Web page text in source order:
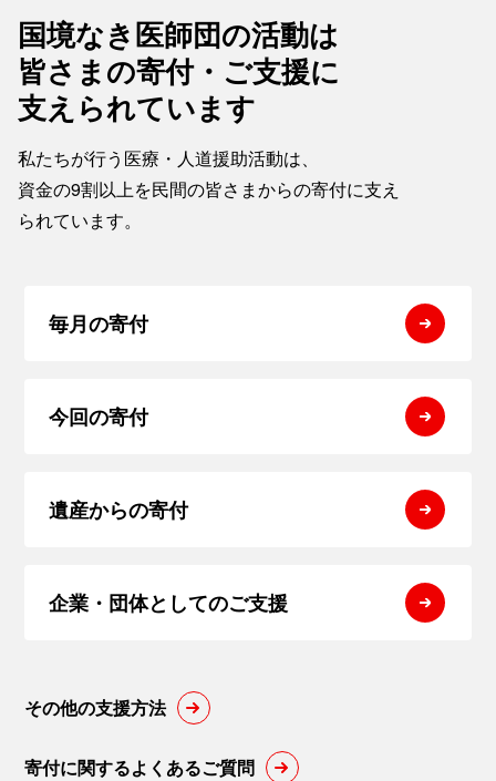
国境なき医師団の活動は
皆さまの寄付・ご支援に
支えられています
私たちが行う医療・人道援助活動は、
資金の9割以上を民間の皆さまからの寄付に支え
られています。
毎月の寄付
今回の寄付
遺産からの寄付
企業・団体としてのご支援
その他の支援方法
寄付に関するよくあるご質問